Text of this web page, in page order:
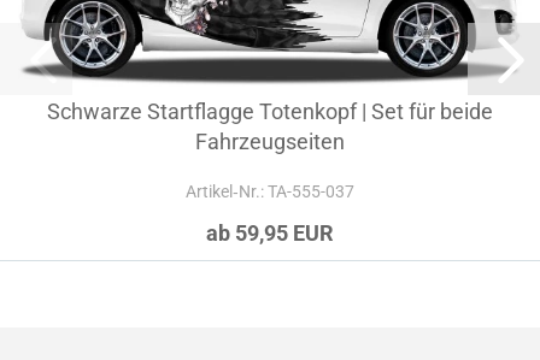
Schwarze Startflagge Totenkopf | Set für beide
Fahrzeugseiten
Artikel‑Nr.: TA-555-037
ab 59,95 EUR